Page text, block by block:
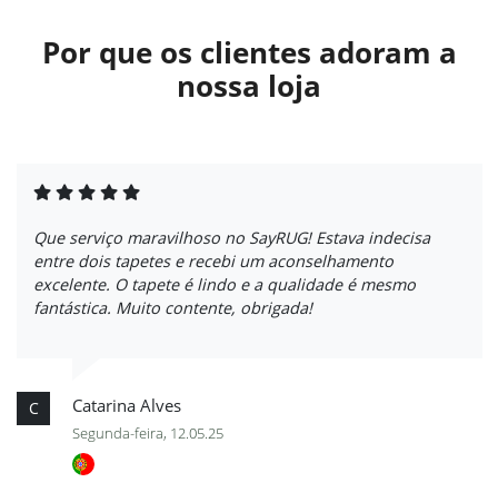
Por que os clientes adoram a
nossa loja
Que serviço maravilhoso no SayRUG! Estava indecisa
entre dois tapetes e recebi um aconselhamento
excelente. O tapete é lindo e a qualidade é mesmo
fantástica. Muito contente, obrigada!
C Catarina Alves
Segunda-feira, 12.05.25